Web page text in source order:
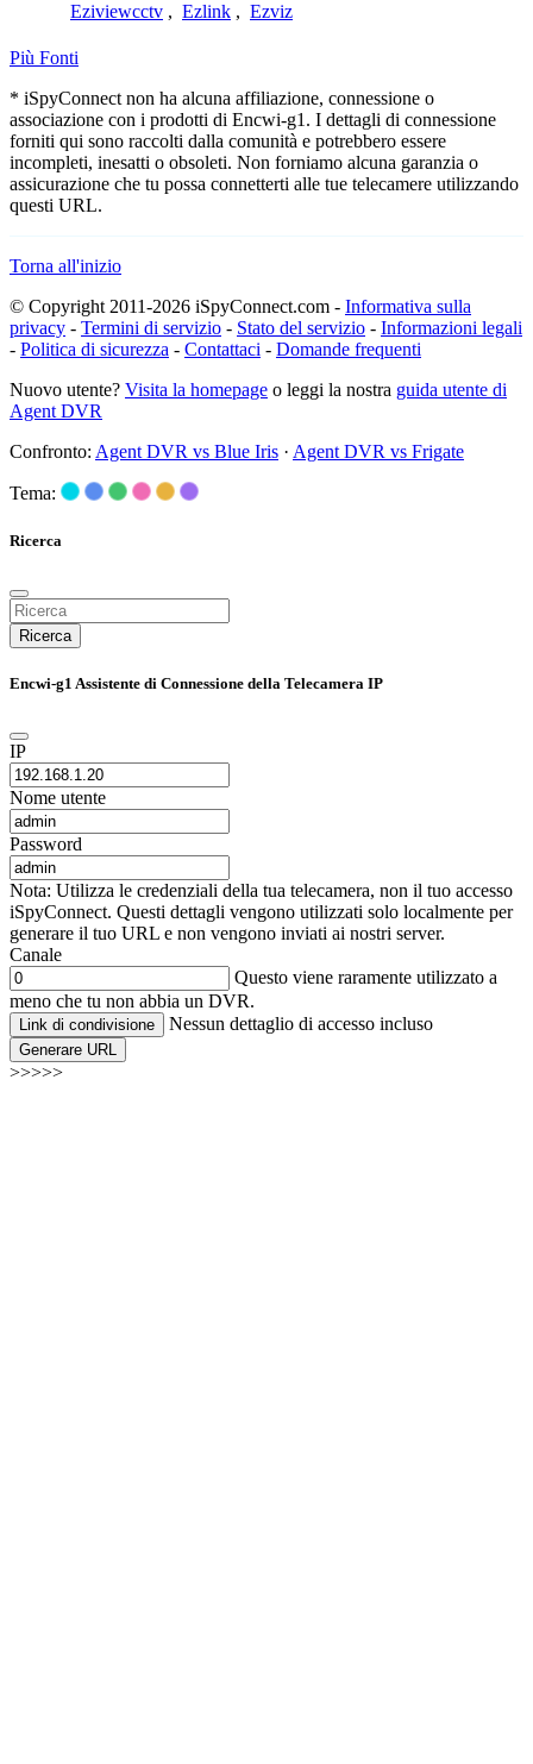
Eziviewcctv , Ezlink , Ezviz
Più Fonti
* iSpyConnect non ha alcuna affiliazione, connessione o
associazione con i prodotti di Encwi-g1. I dettagli di connessione
forniti qui sono raccolti dalla comunità e potrebbero essere
incompleti, inesatti o obsoleti. Non forniamo alcuna garanzia o
assicurazione che tu possa connetterti alle tue telecamere utilizzando
questi URL.
Torna all'inizio
© Copyright 2011-2026 iSpyConnect.com - Informativa sulla
privacy - Termini di servizio - Stato del servizio - Informazioni legali
- Politica di sicurezza - Contattaci - Domande frequenti
Nuovo utente? Visita la homepage o leggi la nostra guida utente di
Agent DVR
Confronto: Agent DVR vs Blue Iris · Agent DVR vs Frigate
Tema:
Ricerca
Ricerca
Encwi-g1 Assistente di Connessione della Telecamera IP
IP
Nome utente
Password
Nota: Utilizza le credenziali della tua telecamera, non il tuo accesso
iSpyConnect. Questi dettagli vengono utilizzati solo localmente per
generare il tuo URL e non vengono inviati ai nostri server.
Canale
Questo viene raramente utilizzato a
meno che tu non abbia un DVR.
Link di condivisione Nessun dettaglio di accesso incluso
Generare URL
>>>>>